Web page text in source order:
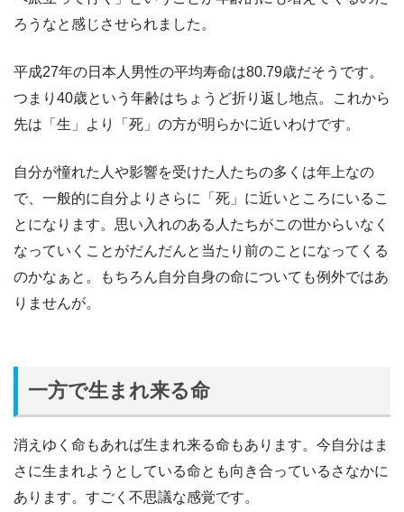
ろうなと感じさせられました。
平成27年の日本人男性の平均寿命は80.79歳だそうです。
つまり40歳という年齢はちょうど折り返し地点。これから
先は「生」より「死」の方が明らかに近いわけです。
自分が憧れた人や影響を受けた人たちの多くは年上なの
で、一般的に自分よりさらに「死」に近いところにいるこ
とになります。思い入れのある人たちがこの世からいなく
なっていくことがだんだんと当たり前のことになってくる
のかなぁと。もちろん自分自身の命についても例外ではあ
りませんが。
一方で生まれ来る命
消えゆく命もあれば生まれ来る命もあります。今自分はま
さに生まれようとしている命とも向き合っているさなかに
あります。すごく不思議な感覚です。